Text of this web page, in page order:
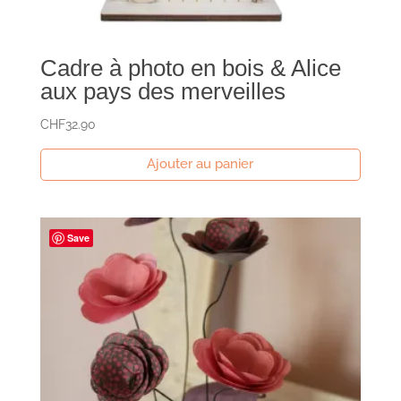
Cadre à photo en bois & Alice
aux pays des merveilles
CHF32.90
Ajouter au panier
Save